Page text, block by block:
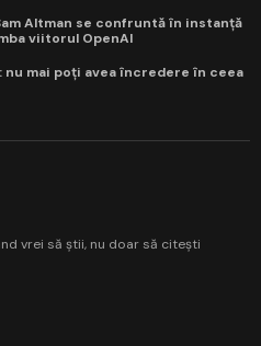
Altman se confruntă în instanță
viitorul OpenAI
mai poți avea încredere în ceea
vrei să știi, nu doar să citești